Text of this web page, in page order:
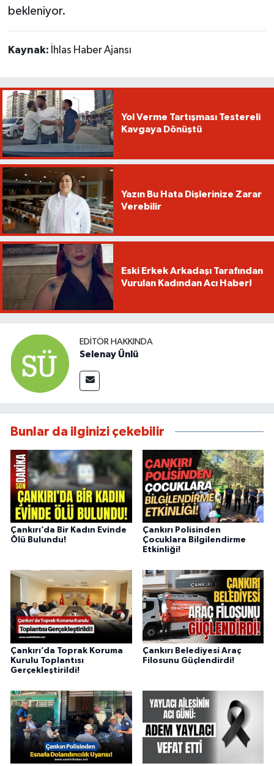
bekleniyor.
Kaynak: İhlas Haber Ajansı
Yol Verme Tartışması Testereli
Kavgaya Dönüştü
Yazın Bu Hata Dişlerinize Zarar
Verebilir
Eski Erkek Arkadaşı Tarafından
Vurulan Kadından Acı Haber!
EDITÖR HAKKINDA
Selenay Ünlü
Bunlar da ilginizi çekebilir
Çankırı’da Bir Kadın Evinde
Ölü Bulundu!
Çankırı Polisinden
Çocuklara Bilgilendirme
Etkinliği!
Çankırı’da Toprak Koruma
Kurulu Toplantısı
Gerçekleştirildi!
Çankırı Belediyesi Araç
Filosunu Güçlendirdi!